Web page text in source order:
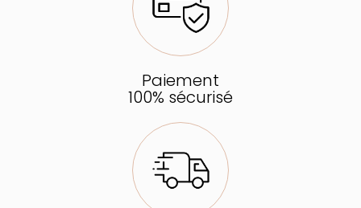
Paiement
100% sécurisé